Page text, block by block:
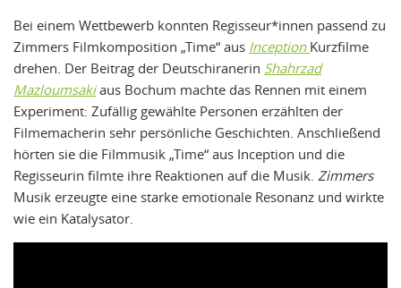
Bei einem Wettbewerb konnten Regisseur*innen passend zu
Zimmers Filmkomposition „Time“ aus Inception Kurzfilme
drehen. Der Beitrag der Deutschiranerin Shahrzad
Mazloumsakiaus Bochum machte das Rennen mit einem
Experiment: Zufällig gewählte Personen erzählten der
Filmemacherin sehr persönliche Geschichten. Anschließend
hörten sie die Filmmusik „Time“ aus Inception und die
Regisseurin filmte ihre Reaktionen auf die Musik. Zimmers
Musik erzeugte eine starke emotionale Resonanz und wirkte
wie ein Katalysator.